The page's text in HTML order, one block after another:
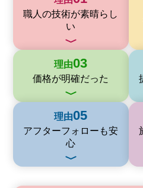
職人の技術が素晴らし
い
理由
価格が明確だった
理由
アフターフォローも安
心